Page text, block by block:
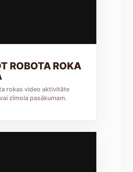
ROBOTA ROKA
rokas video aktivitāte
zīmola pasākumam.